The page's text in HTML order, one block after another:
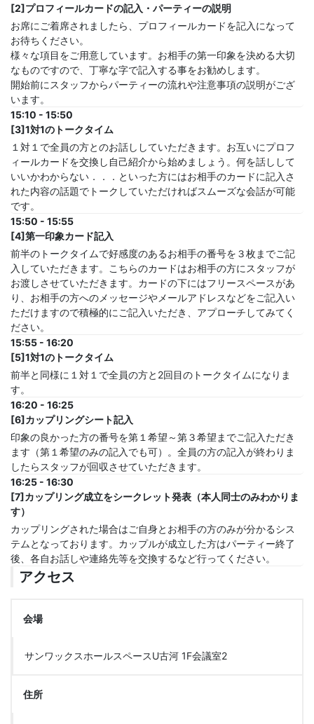
[2]プロフィールカードの記入・パーティーの説明
お席にご着席されましたら、プロフィールカードを記入になって
お待ちください。
様々な項目をご用意しています。お相手の第一印象を決める大切
なものですので、丁寧な字で記入する事をお勧めします。
開始前にスタッフからパーティーの流れや注意事項の説明がござ
います。
15:10 - 15:50
[3]1対1のトークタイム
１対１で全員の方とのお話ししていただきます。お互いにプロフ
ィールカードを交換し自己紹介から始めましょう。何を話しして
いいかわからない．．．といった方にはお相手のカードに記入さ
れた内容の話題でトークしていただければスムーズな会話が可能
です。
15:50 - 15:55
[4]第一印象カード記入
前半のトークタイムで好感度のあるお相手の番号を３枚までご記
入していただきます。こちらのカードはお相手の方にスタッフが
お渡しさせていただきます。カードの下にはフリースペースがあ
り、お相手の方へのメッセージやメールアドレスなどをご記入い
ただけますので積極的にご記入いただき、アプローチしてみてく
ださい。
15:55 - 16:20
[5]1対1のトークタイム
前半と同様に１対１で全員の方と2回目のトークタイムになりま
す。
16:20 - 16:25
[6]カップリングシート記入
印象の良かった方の番号を第１希望～第３希望までご記入ただき
ます（第１希望のみの記入でも可）。全員の方の記入が終わりま
したらスタッフが回収させていただきます。
16:25 - 16:30
[7]カップリング成立をシークレット発表（本人同士のみわかりま
す）
カップリングされた場合はご自身とお相手の方のみが分かるシス
テムとなっております。カップルが成立した方はパーティー終了
後、各自お話しや連絡先等を交換するなど行ってください。
アクセス
会場
サンワックスホールスペースU古河 1F会議室2
住所